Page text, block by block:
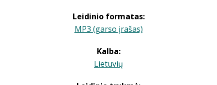
Leidinio formatas:
MP3 (garso įrašas)
Kalba:
Lietuvių